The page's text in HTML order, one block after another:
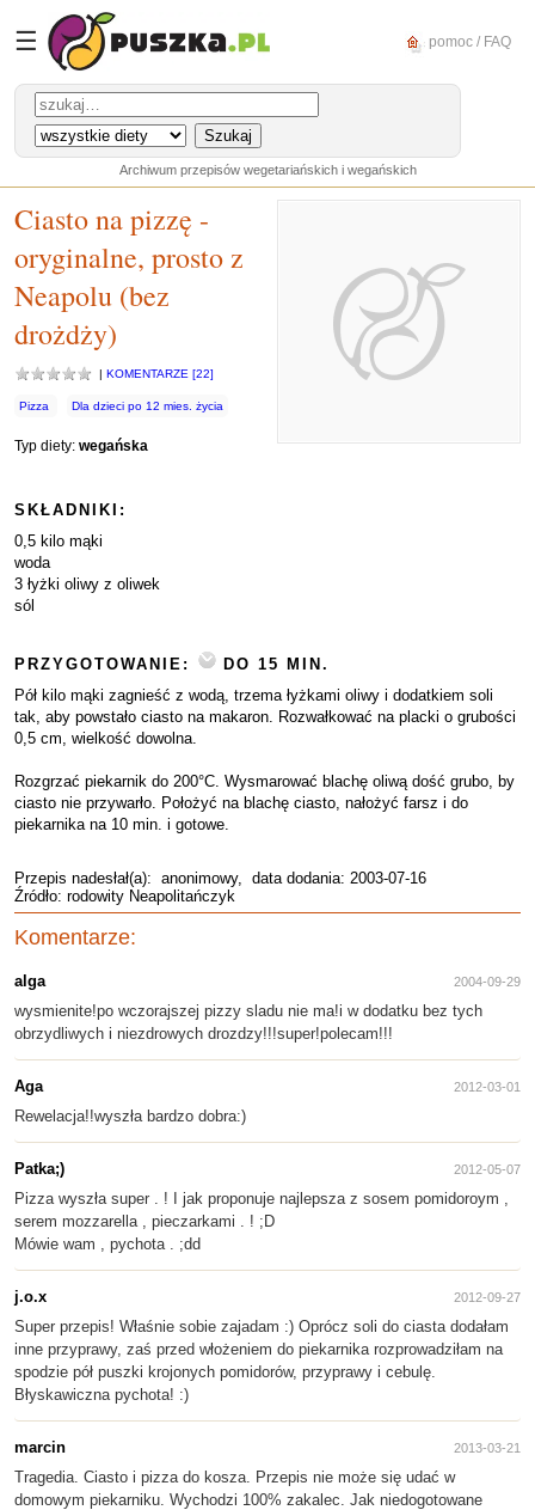
☰ pomoc / FAQ
Archiwum przepisów wegetariańskich i wegańskich
Ciasto na pizzę -
oryginalne, prosto z
Neapolu (bez
drożdży)
| KOMENTARZE [22]
Pizza Dla dzieci po 12 mies. życia
Typ diety: wegańska
SKŁADNIKI:
0,5 kilo mąki
woda
3 łyżki oliwy z oliwek
sól
PRZYGOTOWANIE:
DO 15 MIN.
Pół kilo mąki zagnieść z wodą, trzema łyżkami oliwy i dodatkiem soli
tak, aby powstało ciasto na makaron. Rozwałkować na placki o grubości
0,5 cm, wielkość dowolna.
Rozgrzać piekarnik do 200°C. Wysmarować blachę oliwą dość grubo, by
ciasto nie przywarło. Położyć na blachę ciasto, nałożyć farsz i do
piekarnika na 10 min. i gotowe.
Przepis nadesłał(a): anonimowy, data dodania: 2003-07-16
Źródło: rodowity Neapolitańczyk
Komentarze:
alga 2004-09-29
wysmienite!po wczorajszej pizzy sladu nie ma!i w dodatku bez tych
obrzydliwych i niezdrowych drozdzy!!!super!polecam!!!
Aga 2012-03-01
Rewelacja!!wyszła bardzo dobra:)
Patka;) 2012-05-07
Pizza wyszła super . ! I jak proponuje najlepsza z sosem pomidoroym ,
serem mozzarella , pieczarkami . ! ;D
Mówie wam , pychota . ;dd
j.o.x 2012-09-27
Super przepis! Właśnie sobie zajadam :) Oprócz soli do ciasta dodałam
inne przyprawy, zaś przed włożeniem do piekarnika rozprowadziłam na
spodzie pół puszki krojonych pomidorów, przyprawy i cebulę.
Błyskawiczna pychota! :)
marcin 2013-03-21
Tragedia. Ciasto i pizza do kosza. Przepis nie może się udać w
domowym piekarniku. Wychodzi 100% zakalec. Jak niedogotowane